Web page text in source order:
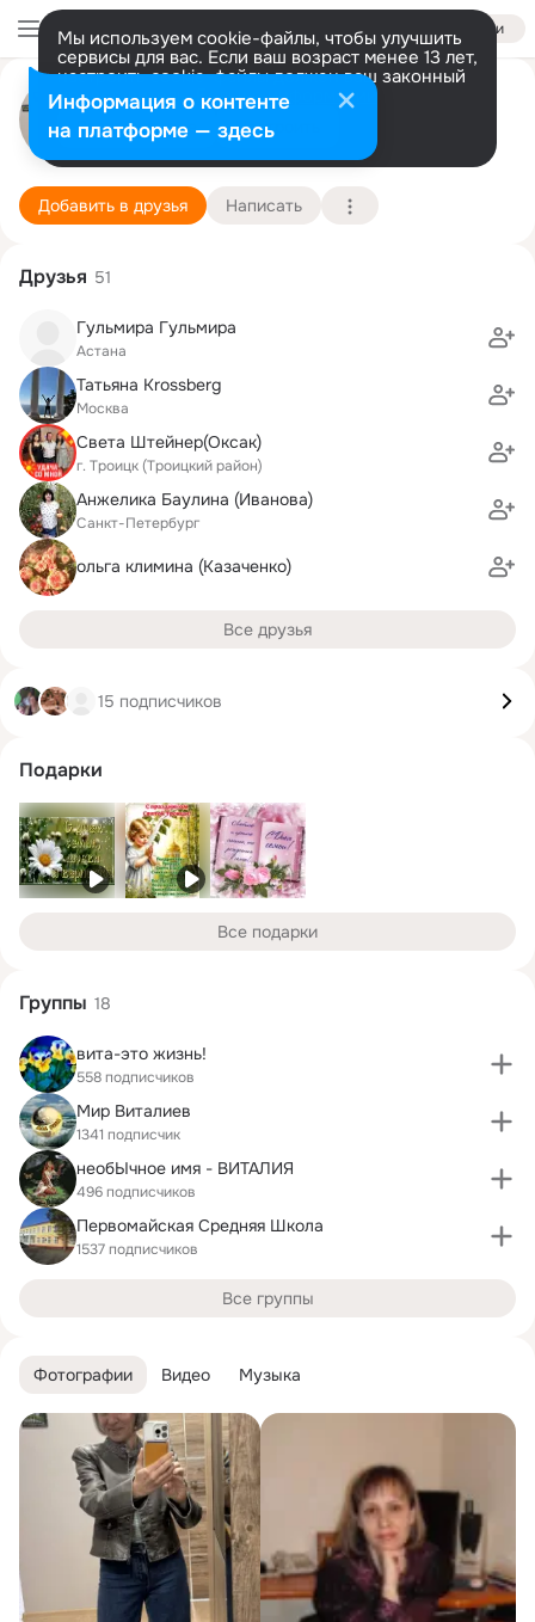
Войти
Мы используем cookie-файлы, чтобы улучшить
сервисы для вас. Если ваш возраст менее 13 лет,
настроить cookie-файлы должен ваш законный
представитель. Больше информации
Разрешить все Настроить
Виталия Бодрова
г.Магнитогорск
ЮУрГУ (НИУ), энергетический факультет
Подробнее
Добавить в друзья Написать
Фотографии Видео Музыка
Друзья 51
Гульмира Гульмира
Астана
Татьяна Krossberg
Москва
Света Штейнер(Оксак)
г. Троицк (Троицкий район)
Анжелика Баулина (Иванова)
Санкт-Петербург
ольга климина (Казаченко)
Все друзья
15 подписчиков
Подарки
Все подарки
Группы 18
вита-это жизнь!
558 подписчиков
Мир Виталиев
1341 подписчик
необЫчное имя - ВИТАЛИЯ
496 подписчиков
Первомайская Средняя Школа
1537 подписчиков
Все группы
Информация о контенте
на платформе — здесь